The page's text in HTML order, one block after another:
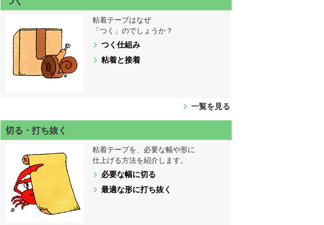
粘着テープはなぜ
「つく」のでしょうか？
つく仕組み
粘着と接着
一覧を見る
切る・打ち抜く
粘着テープを、必要な幅や形に
仕上げる方法を紹介します。
必要な幅に切る
最適な形に打ち抜く